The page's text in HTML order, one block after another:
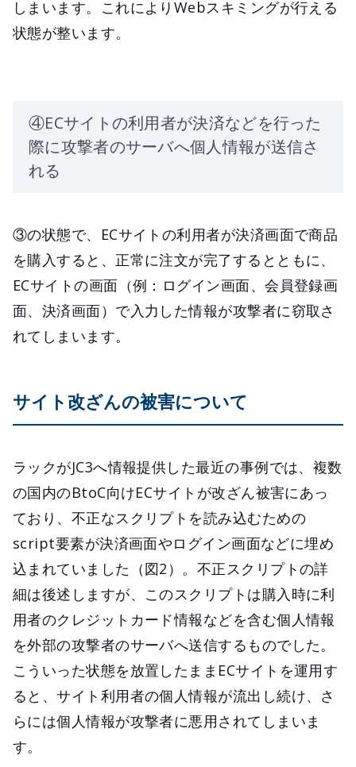
しまいます。これによりWebスキミングが行える
状態が整います。
④ECサイトの利用者が決済などを行った
際に攻撃者のサーバへ個人情報が送信さ
れる
③の状態で、ECサイトの利用者が決済画面で商品
を購入すると、正常に注文が完了するとともに、
ECサイトの画面（例：ログイン画面、会員登録画
面、決済画面）で入力した情報が攻撃者に窃取さ
れてしまいます。
サイト改ざんの被害について
ラックがJC3へ情報提供した最近の事例では、複数
の国内のBtoC向けECサイトが改ざん被害にあっ
ており、不正なスクリプトを読み込むための
script要素が決済画面やログイン画面などに埋め
込まれていました（図2）。不正スクリプトの詳
細は後述しますが、このスクリプトは購入時に利
用者のクレジットカード情報などを含む個人情報
を外部の攻撃者のサーバへ送信するものでした。
こういった状態を放置したままECサイトを運用す
ると、サイト利用者の個人情報が流出し続け、さ
らには個人情報が攻撃者に悪用されてしまいま
す。